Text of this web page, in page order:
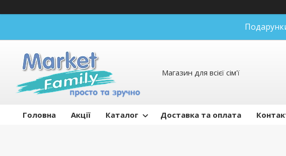
Подарунки
Магазин для всієї сім'ї
Головна Акції Каталог Доставка та оплата